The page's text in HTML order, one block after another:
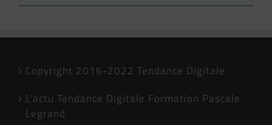
Copyright 2016-2022 Tendance Digitale
L’actu Tendance Digitale Formation Pascale
Legrand